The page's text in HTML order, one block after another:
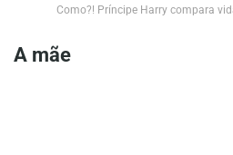
Como?! Príncipe Harry compara
A mãe